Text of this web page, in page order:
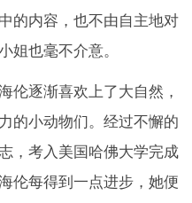
的内容，也不由自主地对
姐也毫不介意。
伦逐渐喜欢上了大自然，
的小动物们。经过不懈的
，考入美国哈佛大学完成
伦每得到一点进步，她便